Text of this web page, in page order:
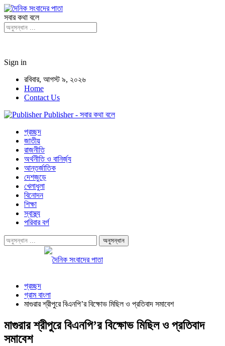
সবার কথা বলে
Sign in
রবিবার, আগস্ট ৯, ২০২৬
Home
Contact Us
Publisher - সবার কথা বলে
প্রচ্ছদ
জাতীয়
রাজনীতি
অর্থনীতি ও বানির্জ্য
আন্তর্জাতিক
দেশজুড়ে
খেলাধুলা
বিনোদন
শিক্ষা
স্বাস্থ্য
পরিবার বর্গ
প্রচ্ছদ
গ্রাম বাংলা
মাগুরার শ্রীপুরে বিএনপি’র বিক্ষোভ মিছিল ও প্রতিবাদ সমাবেশ
মাগুরার শ্রীপুরে বিএনপি’র বিক্ষোভ মিছিল ও প্রতিবাদ
সমাবেশ